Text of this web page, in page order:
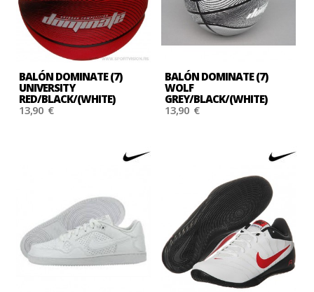
BALÓN DOMINATE (7)
UNIVERSITY
RED/BLACK/(WHITE)
13,90 €
BALÓN DOMINATE (7)
WOLF
GREY/BLACK/(WHITE)
13,90 €